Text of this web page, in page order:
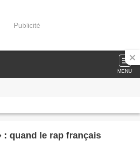
Publicité
MENU
: quand le rap français